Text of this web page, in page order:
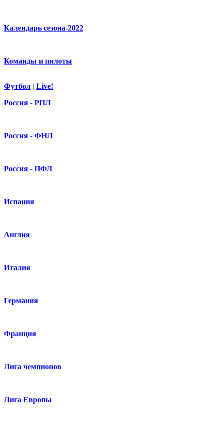
Календарь сезона-2022
Команды и пилоты
Футбол | Live!
Россия - РПЛ
Россия - ФНЛ
Россия - ПФЛ
Испания
Англия
Италия
Германия
Франция
Лига чемпионов
Лига Европы